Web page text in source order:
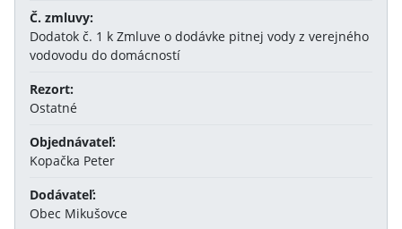
Č. zmluvy:
Dodatok č. 1 k Zmluve o dodávke pitnej vody z verejného
vodovodu do domácností
Rezort:
Ostatné
Objednávateľ:
Kopačka Peter
Dodávateľ:
Obec Mikušovce